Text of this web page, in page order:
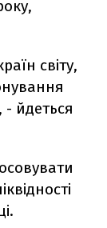
світу,
- йдеться